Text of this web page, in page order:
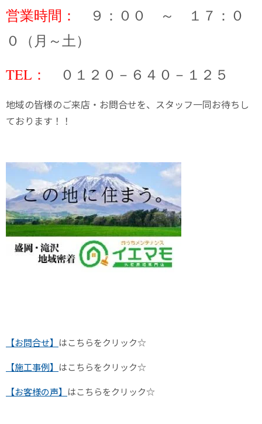
営業時間：
９：００ ～ １７：０
０（月～土）
TEL：
０１２０－６４０－１２５
地域の皆様のご来店・お問合せを、スタッフ一同お待ちし
ております！！
【お問合せ】 はこちらをクリック☆
【施工事例】 はこちらをクリック☆
【お客様の声】 はこちらをクリック☆